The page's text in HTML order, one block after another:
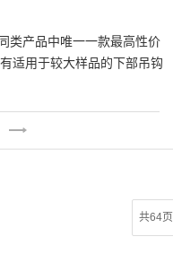
类产品中唯一一款最高性价
适用于较大样品的下部吊钩
共64页